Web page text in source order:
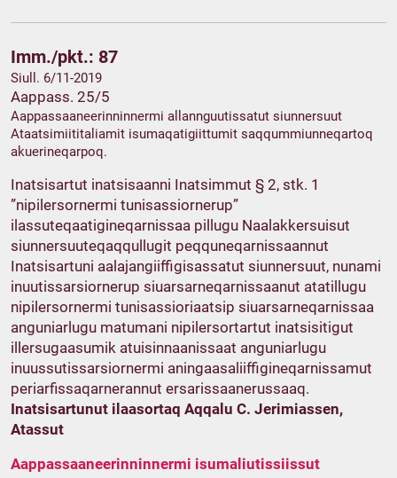
Imm./pkt.: 87
Siull. 6/11-2019
Aappass. 25/5
Aappassaaneerinninnermi allannguutissatut siunnersuut
Ataatsimiititaliamit isumaqatigiittumit saqqummiunneqartoq
akuerineqarpoq.
Inatsisartut inatsisaanni Inatsimmut § 2, stk. 1
”nipilersornermi tunisassiornerup”
ilassuteqaatigineqarnissaa pillugu Naalakkersuisut
siunnersuuteqaqqullugit peqquneqarnissaannut
Inatsisartuni aalajangiiffigisassatut siunnersuut, nunami
inuutissarsiornerup siuarsarneqarnissaanut atatillugu
nipilersornermi tunisassioriaatsip siuarsarneqarnissaa
anguniarlugu matumani nipilersortartut inatsisitigut
illersugaasumik atuisinnaanissaat anguniarlugu
inuussutissarsiornermi aningaasaliiffigineqarnissamut
periarfissaqarnerannut ersarissaanerussaaq.
Inatsisartunut ilaasortaq Aqqalu C. Jerimiassen,
Atassut
Aappassaaneerinninnermi isumaliutissiissut